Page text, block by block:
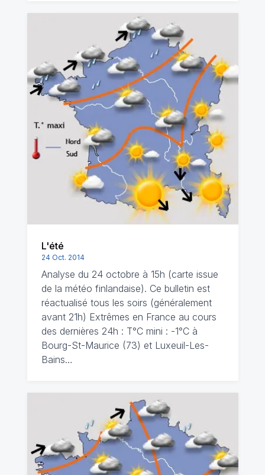
L'été
24 Oct. 2014
Analyse du 24 octobre à 15h (carte issue
de la météo finlandaise). Ce bulletin est
réactualisé tous les soirs (généralement
avant 21h) Extrêmes en France au cours
des dernières 24h : T°C mini : -1°C à
Bourg-St-Maurice (73) et Luxeuil-Les-
Bains…